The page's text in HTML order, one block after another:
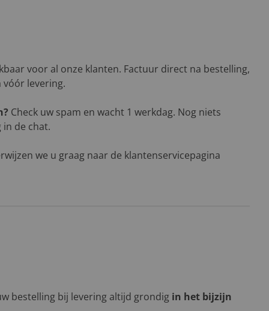
voor al onze klanten. Factuur direct na bestelling,
vóór levering.
Check uw spam en wacht 1 werkdag. Nog niets
in de chat.
we u graag naar de klantenservicepagina
bestelling bij levering altijd grondig in het bijzijn